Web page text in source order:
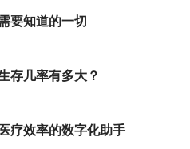
要知道的一切
存几率有多大？
疗效率的数字化助手